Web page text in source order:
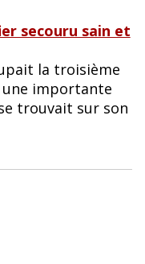
secouru sain et
la troisième
une importante
trouvait sur son